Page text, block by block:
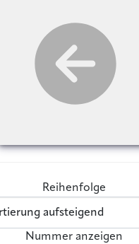
Reihenfolge
Nummer anzeigen